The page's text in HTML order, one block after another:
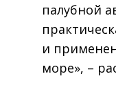
палубной
и
море», –